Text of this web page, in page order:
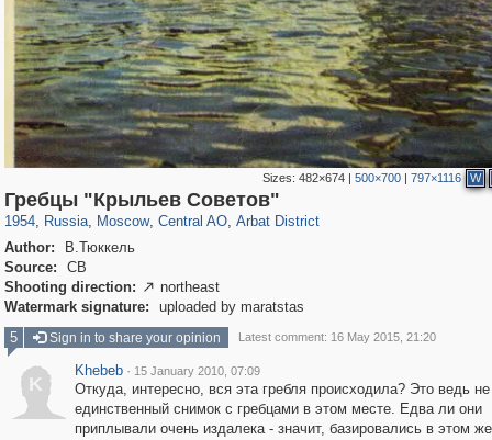
Sizes:482×674 |500×700 |797×1116 W
Гребцы "Крыльев Советов"
1954, Russia
1,407,373 29,248
, Moscow
319,882 8,286
, Central AO
160,021 5,916
, Arbat District
13,485 356
Author:
В.Тюккель
Source:
СВ
Shooting direction:  northeast
Watermark signature:
uploaded by maratstas
5
Sign in to share your opinion Latest comment: 16 May 2015, 21:20
K
Khebeb · 15 January 2010, 07:09
Откуда, интересно, вся эта гребля происходила? Это ведь не
единственный снимок с гребцами в этом месте. Едва ли они
приплывали очень издалека - значит, базировались в этом